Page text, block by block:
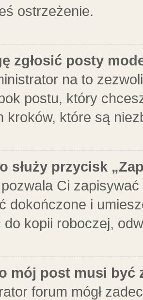
ostrzeżenie.
zgłosić posty
na to
postu, który
kroków, które są
służy przycisk
Ci
dokończone i
do kopii roboczej,
mój post musi być
forum mógł